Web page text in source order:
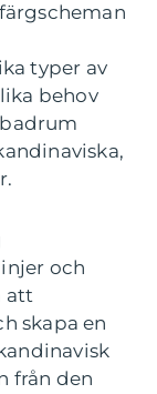
typer av
behov
och
att
skapa en
från den